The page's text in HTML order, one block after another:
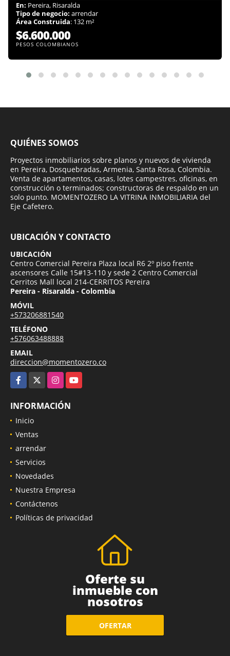
En: Pereira, Risaralda
Tipo de negocio: arrendar
Área Construida: 132 m²
$6.600.000
PESOS COLOMBIANOS
QUIÉNES SOMOS
Proyectos inmobiliarios sobre planos y nuevos de vivienda
en Pereira, Dosquebradas, Armenia, Santa Rosa, Colombia.
Venta de apartamentos, casas, lotes campestres, oficinas, en
construcción o terminados; constructoras de respaldo en un
solo punto. MOMENTOZERO LA VITRINA INMOBILIARIA del
Eje Cafetero.
UBICACIÓN Y CONTACTO
UBICACIÓN
Centro Comercial Pereira Plaza local R6 2º piso frente
ascensores Calle 15#13-110 y sede 2 Centro Comercial
Cerritos Mall local 214-CERRITOS Pereira
Pereira - Risaralda - Colombia
MÓVIL
+573206881540
TELÉFONO
+576063488888
EMAIL
direccion@momentozero.co
Facebook
X Instagram
YouTube
INFORMACIÓN
Inicio
Ventas
arrendar
Servicios
Novedades
Nuestra Empresa
Contáctenos
Oferte su
inmueble con
nosotros
OFERTAR